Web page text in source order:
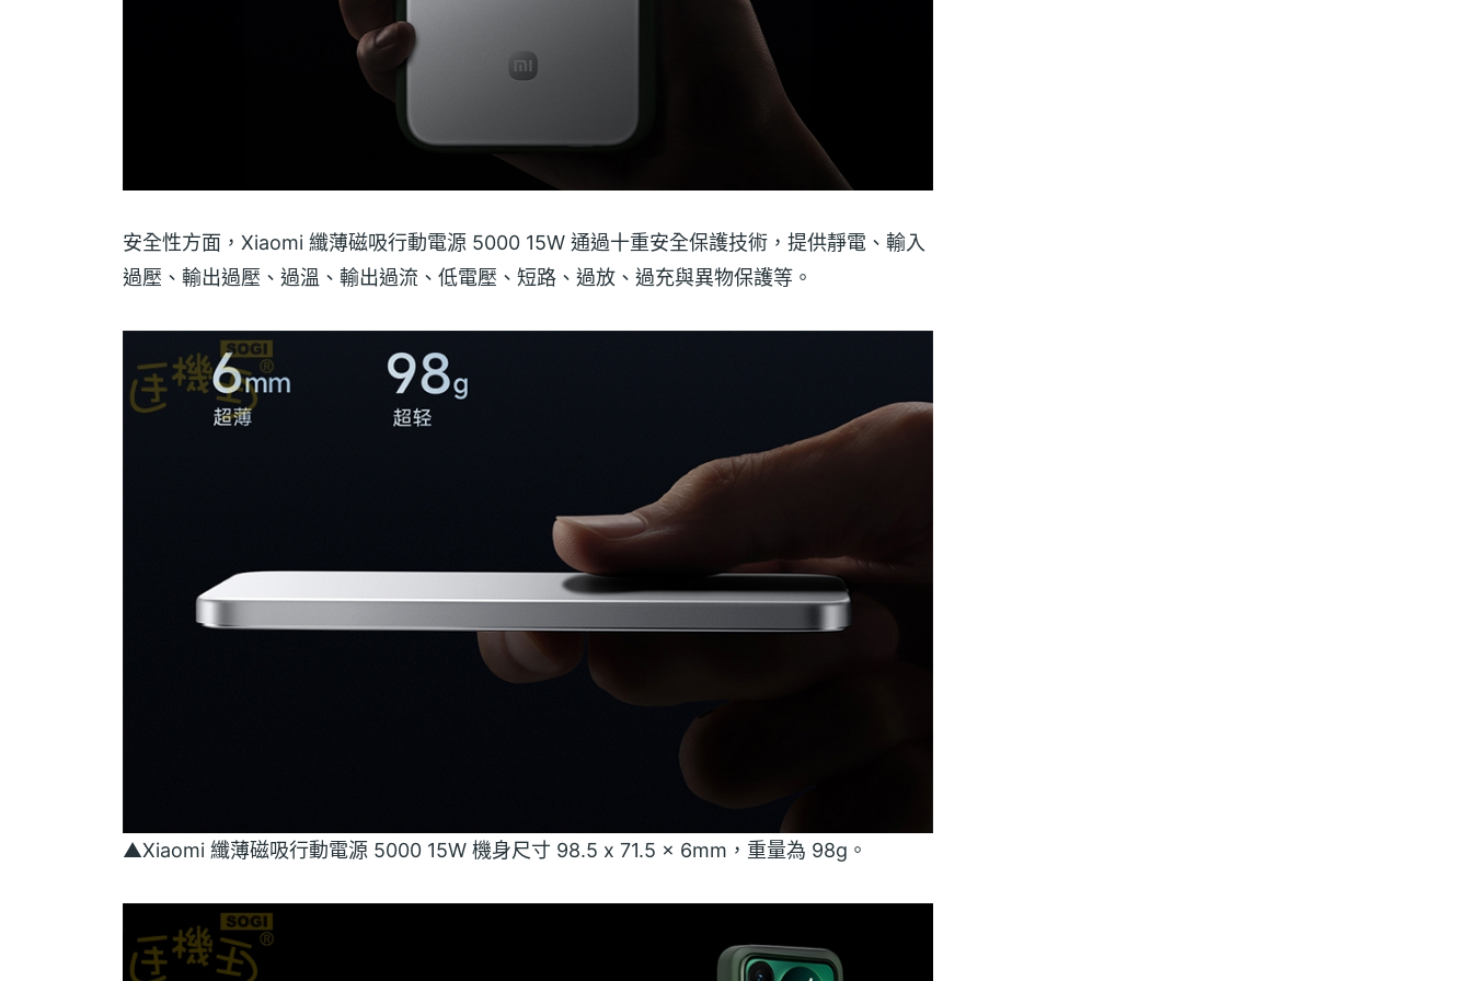
安全性方面，Xiaomi 纖薄磁吸行動電源 5000 15W 通過十重安全保護技術，提供靜電、輸入
過壓、輸出過壓、過溫、輸出過流、低電壓、短路、過放、過充與異物保護等。
▲Xiaomi 纖薄磁吸行動電源 5000 15W 機身尺寸 98.5 x 71.5 x 6mm，重量為 98g。